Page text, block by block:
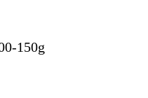
150g